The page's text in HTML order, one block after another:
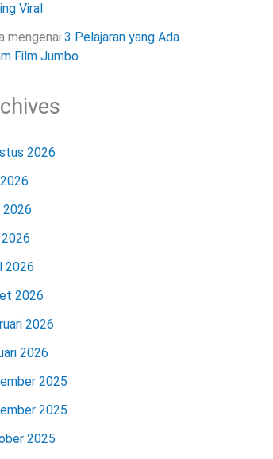
Viral
mengenai 3 Pelajaran yang Ada
Film Jumbo
2026
2026
2026
2026
2026
2026
2025
2025
2025